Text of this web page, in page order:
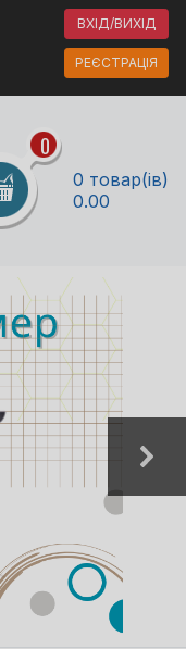
ВХІД/ВИХІД
РЕЄСТРАЦІЯ
0
0 товар(ів)
0.00